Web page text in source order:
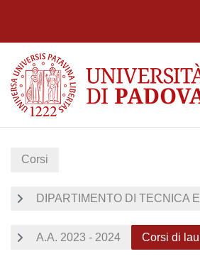
Corsi
DIPARTIMENTO DI TECNICA
A.A. 2023 - 2024 Corsi di